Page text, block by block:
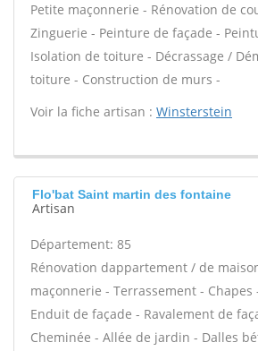
Petite maçonnerie - Rénovation de
Zinguerie - Peinture de façade -
Isolation de toiture - Décrassage /
toiture - Construction de murs -
Voir la fiche artisan : Winsterstein
Flo'bat Saint martin des fontaine
Artisan
Département: 85
Rénovation dappartement / de
maçonnerie - Terrassement - Chapes
Enduit de façade - Ravalement de
Cheminée - Allée de jardin - Dalles